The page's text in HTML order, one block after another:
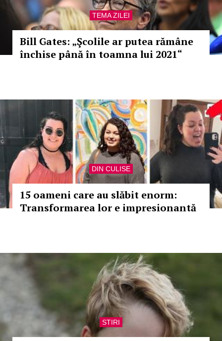
TEMA ZILEI
Bill Gates: „Şcolile ar putea rămâne
închise până în toamna lui 2021“
DIN CULISE
15 oameni care au slăbit enorm:
Transformarea lor e impresionantă
STIRI